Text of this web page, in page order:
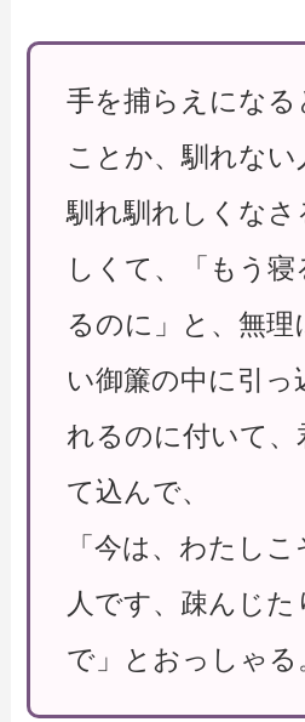
手を捕らえになる
ことか、馴れない
馴れ馴れしくなさ
しくて、「もう寝
るのに」と、無理
い御簾の中に引っ
れるのに付いて
て込んで、
「今は、わたし
人です、疎んじ
で」とおっしゃる